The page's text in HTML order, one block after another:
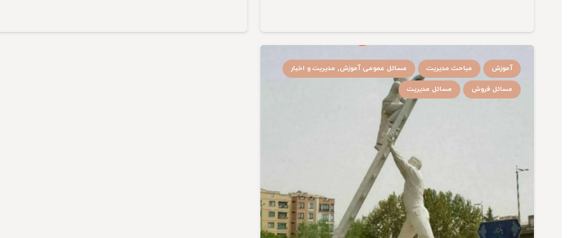
آموزش مباحث مدیریت
مسائل عمومی آموزش, مدیریت و اخبار
مسائل فروش
مسائل مدیریت